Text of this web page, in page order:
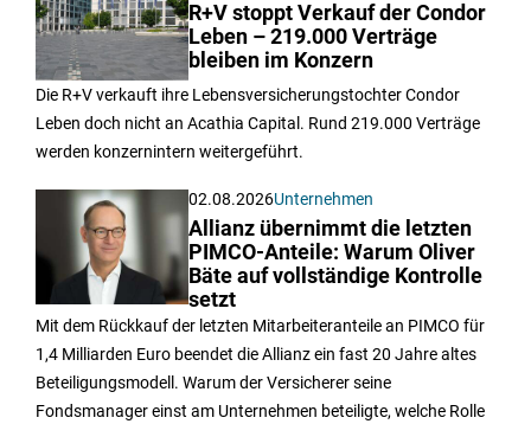
R+V stoppt Verkauf der Condor
Leben – 219.000 Verträge
bleiben im Konzern
Die R+V verkauft ihre Lebensversicherungstochter Condor
Leben doch nicht an Acathia Capital. Rund 219.000 Verträge
werden konzernintern weitergeführt.
02.08.2026Unternehmen
Allianz übernimmt die letzten
PIMCO-Anteile: Warum Oliver
Bäte auf vollständige Kontrolle
setzt
Mit dem Rückkauf der letzten Mitarbeiteranteile an PIMCO für
1,4 Milliarden Euro beendet die Allianz ein fast 20 Jahre altes
Beteiligungsmodell. Warum der Versicherer seine
Fondsmanager einst am Unternehmen beteiligte, welche Rolle